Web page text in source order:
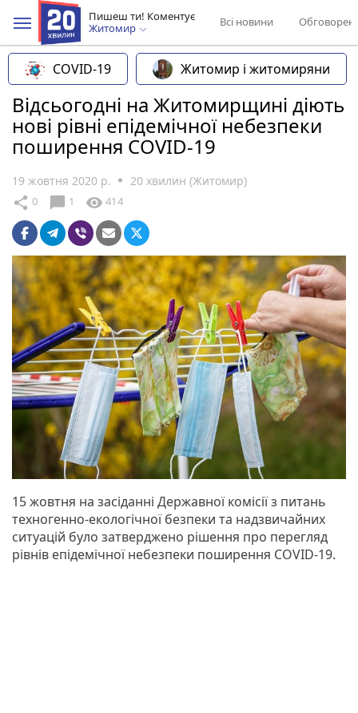
Пишеш ти! Коментує
Житомир
Всі новини
COVID-19 Житомир і житомиряни
Відсьогодні на Житомирщині діють
нові рівні епідемічної небезпеки
поширення COVID-19
19 жовтня 2020 р. 20 хвилин (Житомир)
share 0 chat_bubble 1 visibility 414
15 жовтня на засіданні Державної комісії з питань
техногенно-екологічної безпеки та надзвичайних
ситуацій було затверджено рішення про перегляд
рівнів епідемічної небезпеки поширення COVID-19.